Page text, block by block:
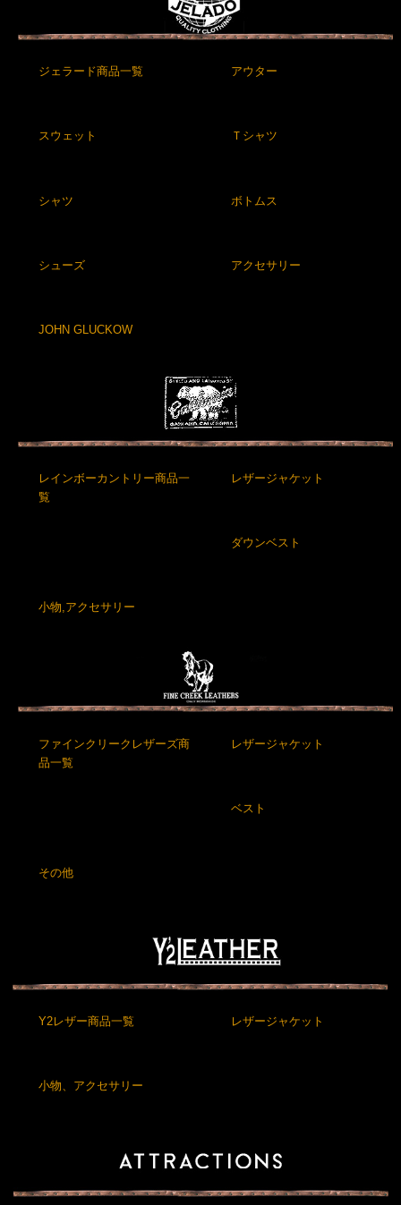
ジェラード商品一覧 アウター
スウェット Ｔシャツ
シャツ ボトムス
シューズ アクセサリー
JOHN GLUCKOW
レインボーカントリー商品一
覧
レザージャケット
ダウンベスト
小物,アクセサリー
ファインクリークレザーズ商
品一覧
レザージャケット
ベスト
その他
Y2レザー商品一覧 レザージャケット
小物、アクセサリー